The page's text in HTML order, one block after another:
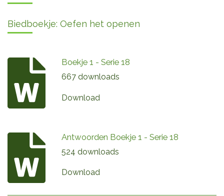
Biedboekje: Oefen het openen
Boekje 1 - Serie 18
667 downloads
Download
Antwoorden Boekje 1 - Serie 18
524 downloads
Download